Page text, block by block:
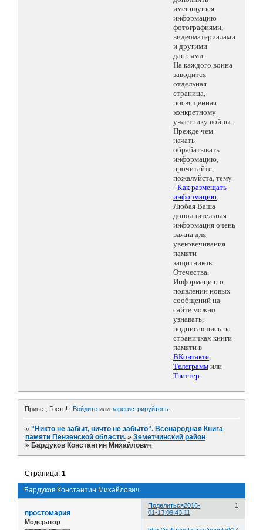
имеющуюся
информацию
фотографиями,
видеоматериалами
и другими
данными.
На каждого воина
заводится
отдельная
страница,
посвященная
конкретному
участнику войны.
Прежде чем
начать
обрабатывать
информацию,
прочитайте,
пожалуйста, тему
- Как размещать
информацию.
Любая Ваша
дополнительная
информация очень
важна для
увековечивания
памяти
защитников
Отечества.
Информацию о
появлении новых
сообщений на
сайте можно
узнавать,
подписавшись на
страничках книги
памяти в
ВКонтакте,
Телеграмм или
Твиттер.
Привет, Гость! Войдитеили зарегистрируйтесь.
»"Никто не забыт, ничто не забыто". Всенародная Книга
памяти Пензенской области. »Земетчинский район
» Бардуков Константин Михайлович
Бардуков Константин Михайлович
Страница:1
Поделиться 1
2016-
01-13 09:43:11
простомария
Модератор